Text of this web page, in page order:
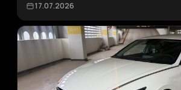
17.07.2026